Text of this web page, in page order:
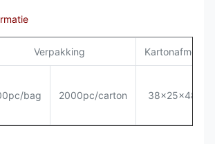
Verpakking Kartonafmeting
bag 2000pc/carton 38x25x48cm